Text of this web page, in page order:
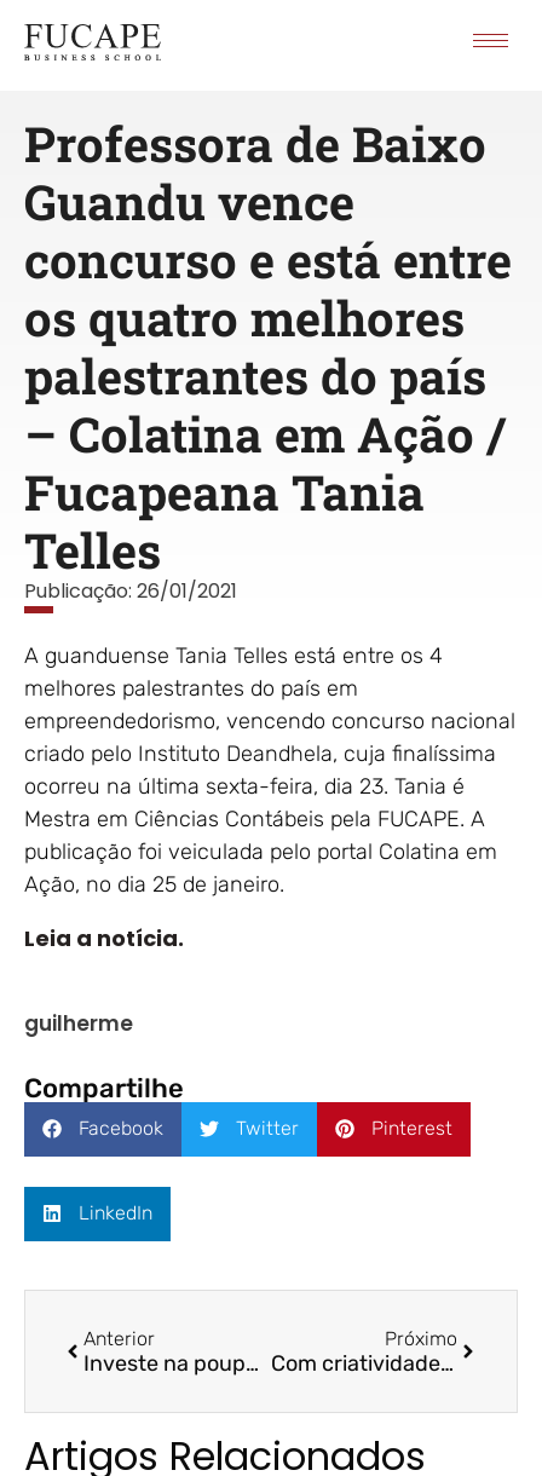
Professora de Baixo
Guandu vence
concurso e está entre
os quatro melhores
palestrantes do país
– Colatina em Ação /
Fucapeana Tania
Telles
Publicação: 26/01/2021
A guanduense Tania Telles está entre os 4
melhores palestrantes do país em
empreendedorismo, vencendo concurso nacional
criado pelo Instituto Deandhela, cuja finalíssima
ocorreu na última sexta-feira, dia 23. Tania é
Mestra em Ciências Contábeis pela FUCAPE. A
publicação foi veiculada pelo portal Colatina em
Ação, no dia 25 de janeiro.
Leia a notícia.
guilherme
Compartilhe
Facebook Twitter Pinterest
LinkedIn
Anterior
Investe na poupança? Seu dinheiro não teve ganho real em 2020 – Rádio CBN / Prof. Dr. Fernando Galdi
Próximo
Com criatividade e empenho, professores driblam os desafios de ensinar durante a pandemia – Folha Vitória / Prof. Dr. Bruno Felix e o aluno Mateus Vieira Barcellos
Artigos Relacionados